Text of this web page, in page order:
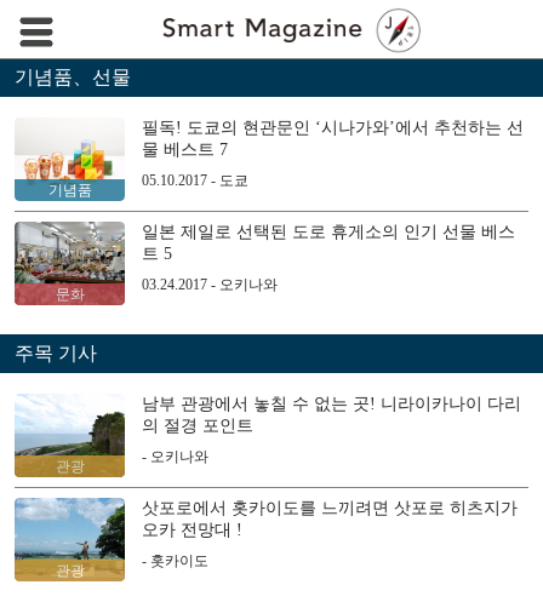
기념품、선물
기념품
필독! 도쿄의 현관문인 ‘시나가와’에서 추천하는 선
물 베스트 7
05.10.2017 - 도쿄
문화
일본 제일로 선택된 도로 휴게소의 인기 선물 베스
트 5
03.24.2017 - 오키나와
주목 기사
관광
남부 관광에서 놓칠 수 없는 곳! 니라이카나이 다리
의 절경 포인트
- 오키나와
관광
삿포로에서 홋카이도를 느끼려면 삿포로 히츠지가
오카 전망대 !
- 홋카이도